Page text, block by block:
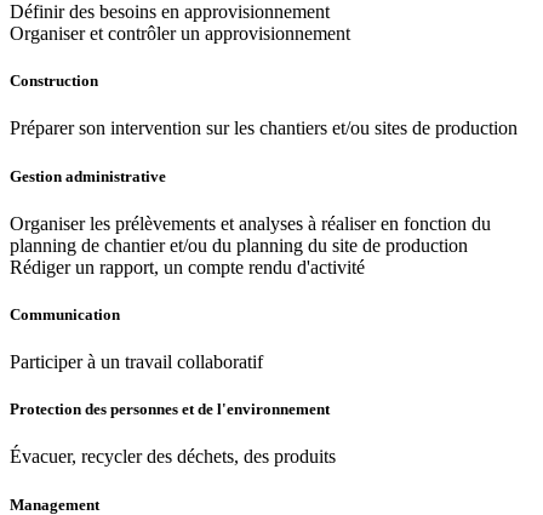
Définir des besoins en approvisionnement
Organiser et contrôler un approvisionnement
Construction
Préparer son intervention sur les chantiers et/ou sites de production
Gestion administrative
Organiser les prélèvements et analyses à réaliser en fonction du
planning de chantier et/ou du planning du site de production
Rédiger un rapport, un compte rendu d'activité
Communication
Participer à un travail collaboratif
Protection des personnes et de l'environnement
Évacuer, recycler des déchets, des produits
Management